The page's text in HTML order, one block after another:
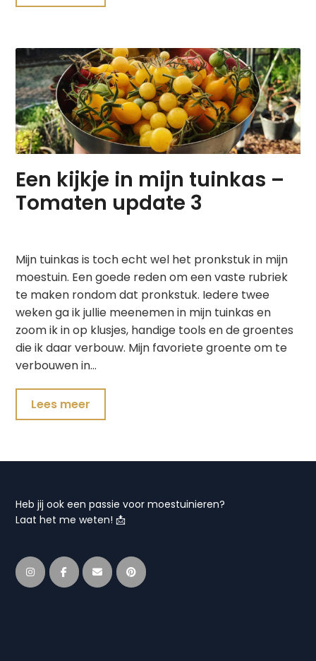
Een kijkje in mijn tuinkas –
Tomaten update 3
Mijn tuinkas is toch echt wel het pronkstuk in mijn
moestuin. Een goede reden om een vaste rubriek
te maken rondom dat pronkstuk. Iedere twee
weken ga ik jullie meenemen in mijn tuinkas en
zoom ik in op klusjes, handige tools en de groentes
die ik daar verbouw. Mijn favoriete groente om te
verbouwen in…
Lees meer
Heb jij ook een passie voor moestuinieren?
Laat het me weten! 📩